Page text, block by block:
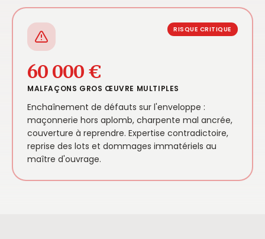
RISQUE CRITIQUE
60 000 €
MALFAÇONS GROS ŒUVRE MULTIPLES
Enchaînement de défauts sur l'enveloppe :
maçonnerie hors aplomb, charpente mal ancrée,
couverture à reprendre. Expertise contradictoire,
reprise des lots et dommages immatériels au
maître d'ouvrage.